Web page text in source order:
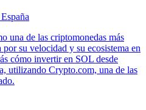
una de las criptomonedas más
su velocidad y su ecosistema en
cómo invertir en SOL desde
utilizando Crypto.com, una de las